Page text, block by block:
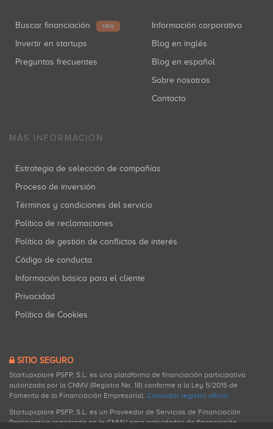
Buscar financiación NEW
Invertir en startups
Preguntas frecuentes
Información corporativa
Blog en inglés
Blog en español
Sobre nosotros
Contacto
MÁS INFORMACIÓN
Estrategia de selección de compañías
Proceso de inversión
Términos y condiciones del servicio
Política de reclamaciones
Política de gestión de conflictos de interés
Código de conducta
Información básica para el cliente
Privacidad
Política de Cookies
SITIO SEGURO
Startupxplore PSFP, S.L. es una plataforma de financiación participativa
autorizada por la CNMV (Registro No. 18) conforme a la Ley 5/2015 de
Fomento de la Financiación Empresarial. Consultar registro oficial.
Startupxplore PSFP, S.L. es un Proveedor de Servicios de Financiación
Participativa registrado en la CNMV para actividades de financiación